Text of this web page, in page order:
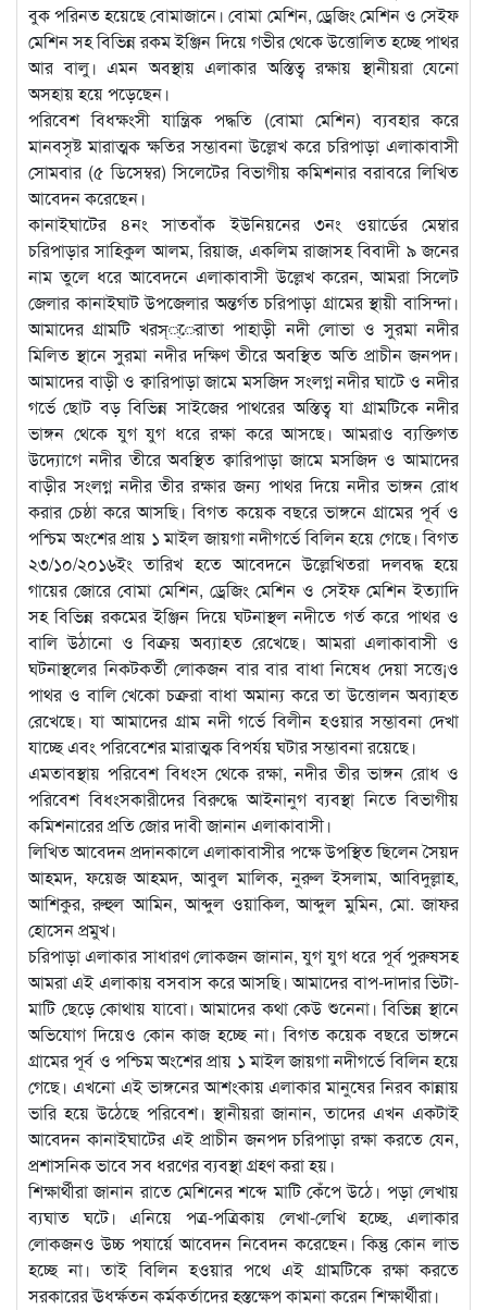
বুক পরিনত হয়েছে বোমাজানে। বোমা মেশিন, ড্রেজিং মেশিন ও সেইফ
মেশিন সহ বিভিন্ন রকম ইঞ্জিন দিয়ে গভীর থেকে উত্তোলিত হচ্ছে পাথর
আর বালু। এমন অবস্থায় এলাকার অস্তিত্ব রক্ষায় স্থানীয়রা যেনো
অসহায় হয়ে পড়েছেন।
পরিবেশ বিধক্ষংসী যান্ত্রিক পদ্ধতি (বোমা মেশিন) ব্যবহার করে
মানবসৃষ্ট মারাত্মক ক্ষতির সম্ভাবনা উল্লেখ করে চরিপাড়া এলাকাবাসী
সোমবার (৫ ডিসেম্বর) সিলেটের বিভাগীয় কমিশনার বরাবরে লিখিত
আবেদন করেছেন।
কানাইঘাটের ৪নং সাতবাঁক ইউনিয়নের ৩নং ওয়ার্ডের মেম্বার
চরিপাড়ার সাহিকুল আলম, রিয়াজ, একলিম রাজাসহ বিবাদী ৯ জনের
নাম তুলে ধরে আবেদনে এলাকাবাসী উল্লেখ করেন, আমরা সিলেট
জেলার কানাইঘাট উপজেলার অন্তর্গত চরিপাড়া গ্রামের স্থায়ী বাসিন্দা।
আমাদের গ্রামটি খরস্্েরাতা পাহাড়ী নদী লোভা ও সুরমা নদীর
মিলিত স্থানে সুরমা নদীর দক্ষিণ তীরে অবস্থিত অতি প্রাচীন জনপদ।
আমাদের বাড়ী ও ক্বারিপাড়া জামে মসজিদ সংলগ্ন নদীর ঘাটে ও নদীর
গর্ভে ছোট বড় বিভিন্ন সাইজের পাথরের অস্তিত্ব যা গ্রামটিকে নদীর
ভাঙ্গন থেকে যুগ যুগ ধরে রক্ষা করে আসছে। আমরাও ব্যক্তিগত
উদ্যোগে নদীর তীরে অবস্থিত ক্বারিপাড়া জামে মসজিদ ও আমাদের
বাড়ীর সংলগ্ন নদীর তীর রক্ষার জন্য পাথর দিয়ে নদীর ভাঙ্গন রোধ
করার চেষ্ঠা করে আসছি। বিগত কয়েক বছরে ভাঙ্গনে গ্রামের পূর্ব ও
পশ্চিম অংশের প্রায় ১ মাইল জায়গা নদীগর্ভে বিলিন হয়ে গেছে। বিগত
২৩/১০/২০১৬ইং তারিখ হতে আবেদনে উল্লেখিতরা দলবদ্ধ হয়ে
গায়ের জোরে বোমা মেশিন, ড্রেজিং মেশিন ও সেইফ মেশিন ইত্যাদি
সহ বিভিন্ন রকমের ইঞ্জিন দিয়ে ঘটনাস্থল নদীতে গর্ত করে পাথর ও
বালি উঠানো ও বিক্রয় অব্যাহত রেখেছে। আমরা এলাকাবাসী ও
ঘটনাস্থলের নিকটকর্তী লোকজন বার বার বাধা নিষেধ দেয়া সত্তে¡ও
পাথর ও বালি খেকো চক্ররা বাধা অমান্য করে তা উত্তোলন অব্যাহত
রেখেছে। যা আমাদের গ্রাম নদী গর্ভে বিলীন হওয়ার সম্ভাবনা দেখা
যাচ্ছে এবং পরিবেশের মারাত্মক বিপর্যয় ঘটার সম্ভাবনা রয়েছে।
এমতাবস্থায় পরিবেশ বিধংস থেকে রক্ষা, নদীর তীর ভাঙ্গন রোধ ও
পরিবেশ বিধংসকারীদের বিরুদ্ধে আইনানুগ ব্যবস্থা নিতে বিভাগীয়
কমিশনারের প্রতি জোর দাবী জানান এলাকাবাসী।
লিখিত আবেদন প্রদানকালে এলাকাবাসীর পক্ষে উপস্থিত ছিলেন সৈয়দ
আহমদ, ফয়েজ আহমদ, আবুল মালিক, নুরুল ইসলাম, আবিদুল্লাহ,
আশিকুর, রুহুল আমিন, আব্দুল ওয়াকিল, আব্দুল মুমিন, মো. জাফর
হোসেন প্রমুখ।
চরিপাড়া এলাকার সাধারণ লোকজন জানান, যুগ যুগ ধরে পূর্ব পুরুষসহ
আমরা এই এলাকায় বসবাস করে আসছি। আমাদের বাপ-দাদার ভিটা-
মাটি ছেড়ে কোথায় যাবো। আমাদের কথা কেউ শুনেনা। বিভিন্ন স্থানে
অভিযোগ দিয়েও কোন কাজ হচ্ছে না। বিগত কয়েক বছরে ভাঙ্গনে
গ্রামের পূর্ব ও পশ্চিম অংশের প্রায় ১ মাইল জায়গা নদীগর্ভে বিলিন হয়ে
গেছে। এখনো এই ভাঙ্গনের আশংকায় এলাকার মানুষের নিরব কান্নায়
ভারি হয়ে উঠেছে পরিবেশ। স্থানীয়রা জানান, তাদের এখন একটাই
আবেদন কানাইঘাটের এই প্রাচীন জনপদ চরিপাড়া রক্ষা করতে যেন,
প্রশাসনিক ভাবে সব ধরণের ব্যবস্থা গ্রহণ করা হয়।
শিক্ষার্থীরা জানান রাতে মেশিনের শব্দে মাটি কেঁপে উঠে। পড়া লেখায়
ব্যঘাত ঘটে। এনিয়ে পত্র-পত্রিকায় লেখা-লেখি হচ্ছে, এলাকার
লোকজনও উচ্চ পযার্য়ে আবেদন নিবেদন করেছেন। কিন্তু কোন লাভ
হচ্ছে না। তাই বিলিন হওয়ার পথে এই গ্রামটিকে রক্ষা করতে
সরকারের ঊধর্ক্ষতন কর্মকর্তাদের হস্তক্ষেপ কামনা করেন শিক্ষার্থীরা।